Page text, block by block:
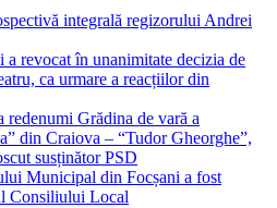
integrală regizorului Andrei
revocat în unanimitate decizia de
ca urmare a reacțiilor din
Grădina de vară a
din Craiova – “Tudor Gheorghe”,
susținător PSD
Municipal din Focșani a fost
Consiliului Local